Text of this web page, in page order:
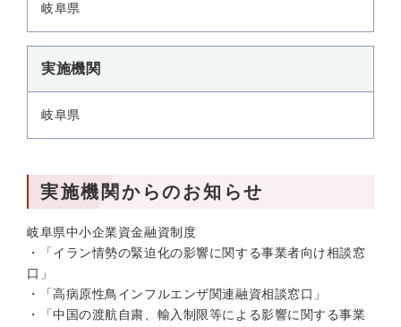
岐阜県
実施機関
岐阜県
実施機関からのお知らせ
岐阜県中小企業資金融資制度
・「イラン情勢の緊迫化の影響に関する事業者向け相談窓
口」
・「高病原性鳥インフルエンザ関連融資相談窓口」
・「中国の渡航自粛、輸入制限等による影響に関する事業